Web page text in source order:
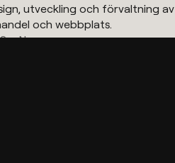
utveckling och förvaltning av
och webbplats.
- Nu